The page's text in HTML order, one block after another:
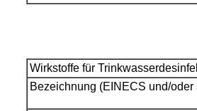
Wirkstoffe für
Bezeichnung (EINECS und/oder